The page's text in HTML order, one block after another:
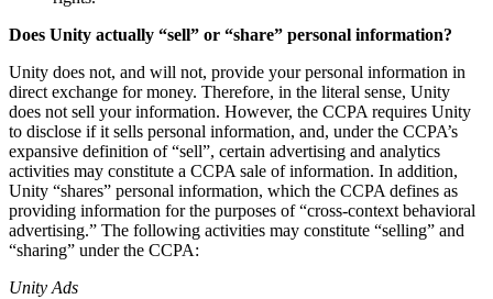
In-App Purchase
Gerencie as IAP em todas as lojas e no modelo D2C (direto ao
consumidor).
Monetização
Conecte jogadores com os jogos certos
Anuncie com o Unity
Monetize com o Unity
Casos de uso
Jogos de dispositivos móveis
Crie e faça crescer sucessos móveis com o Unity
Jogos Independentes
Lance grandes jogos com pequenas equipes
Todos os recursos
Novidades
Blog
Atualizações, informações e dicas técnicas
Notícias
Notícias, histórias e centro de imprensa
Para educadores
Impulsione seu ensino
Concessão de Licença Educacional
Leve o poder do Unity para sua instituição
Certificações
Prove sua maestria em Unity
Does Unity actually “sell” or “share” personal information?
Unity does not, and will not, provide your personal information in
direct exchange for money. Therefore, in the literal sense, Unity
does not sell your information. However, the CCPA requires Unity
to disclose if it sells personal information, and, under the CCPA’s
expansive definition of “sell”, certain advertising and analytics
activities may constitute a CCPA sale of information. In addition,
Unity “shares” personal information, which the CCPA defines as
providing information for the purposes of “cross-context behavioral
advertising.” The following activities may constitute “selling” and
“sharing” under the CCPA:
Unity Ads